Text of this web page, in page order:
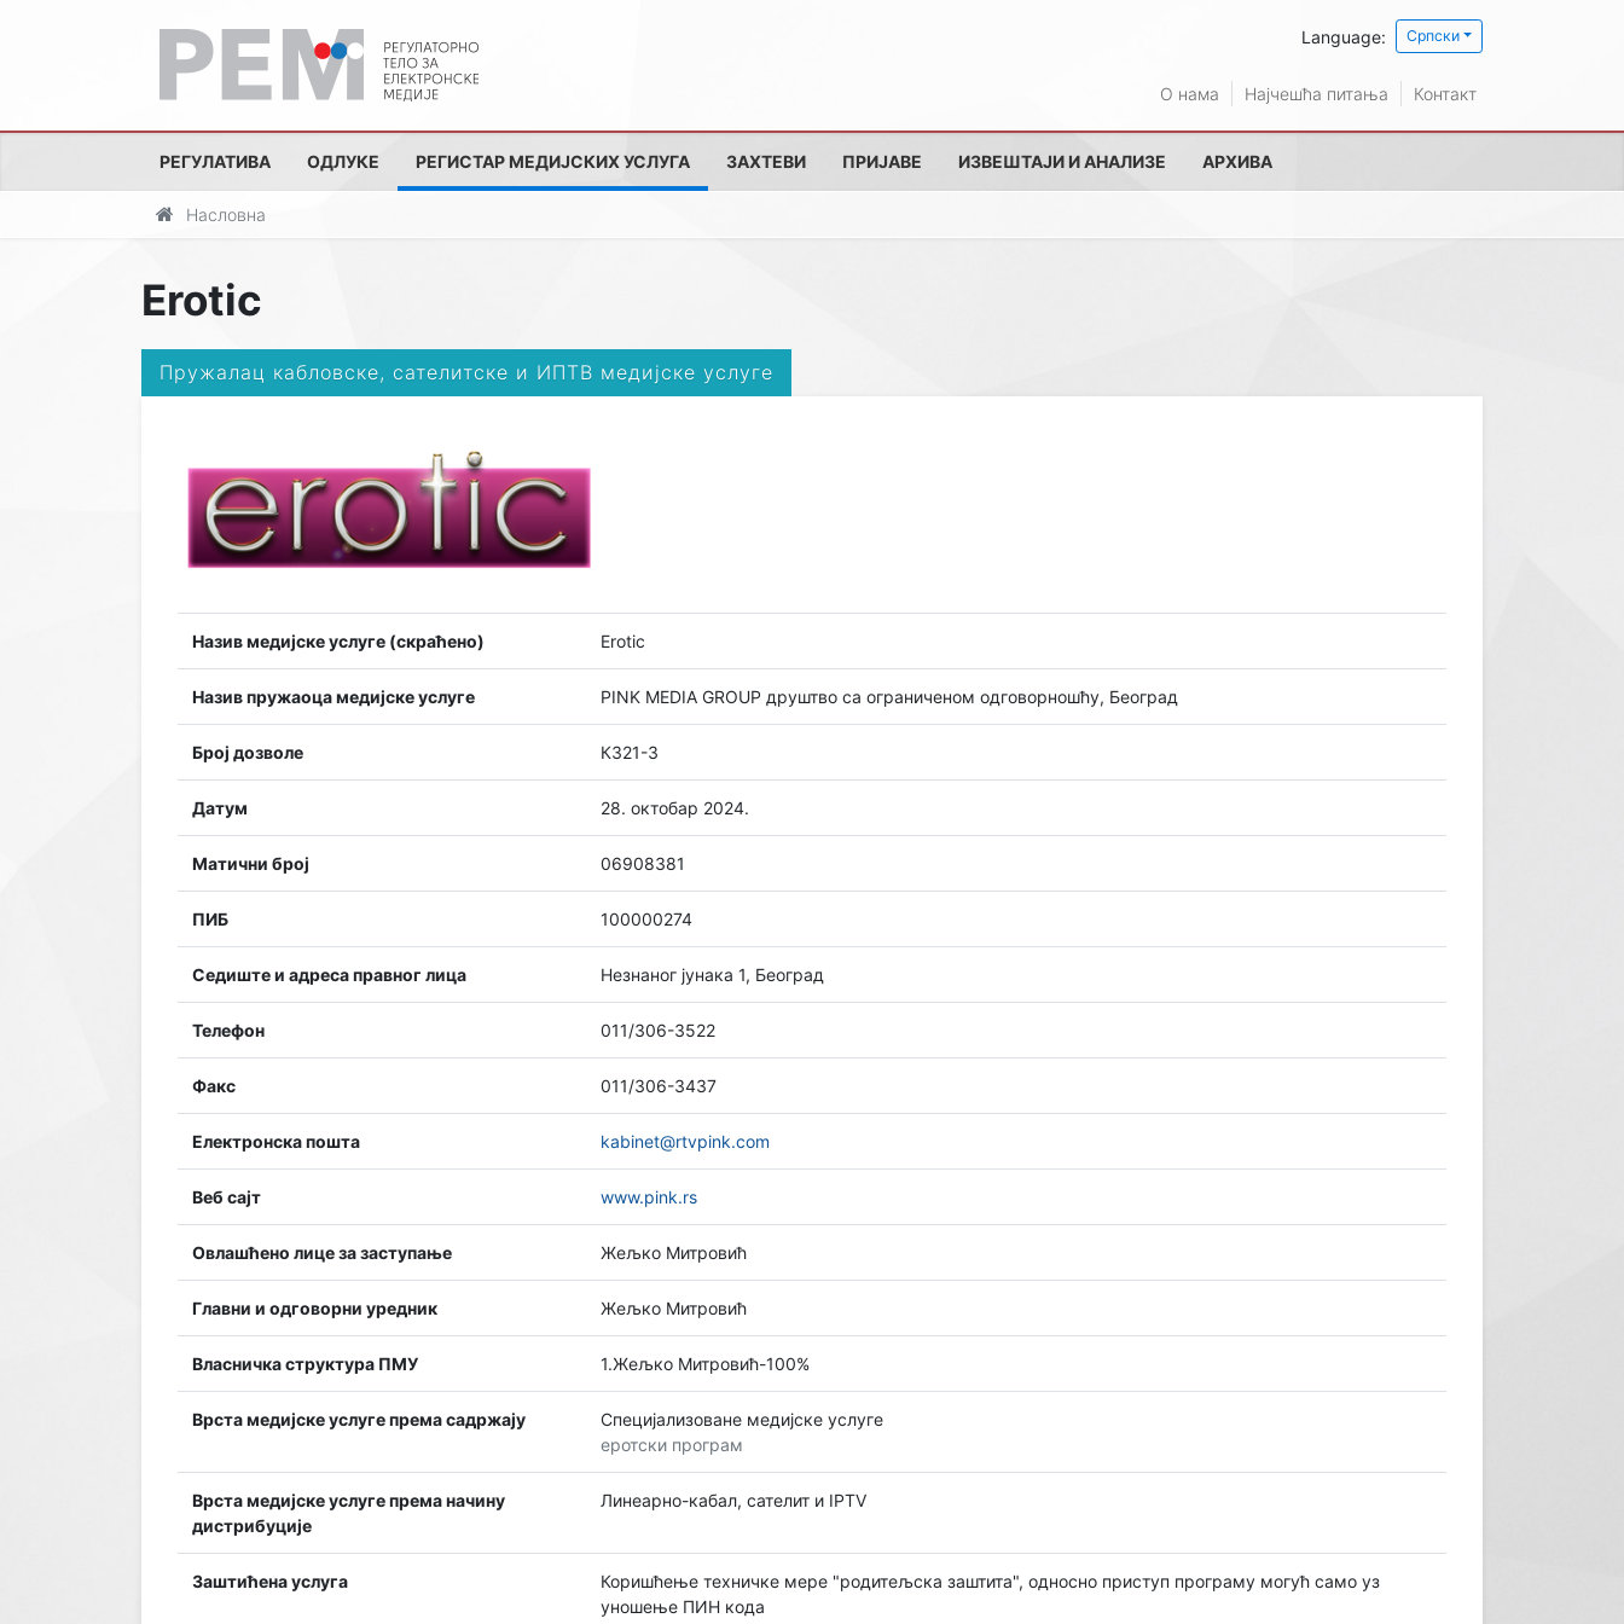
Language: Српски
О нама Најчешћа питања Контакт
РЕГУЛАТИВА ОДЛУКЕ РЕГИСТАР МЕДИЈСКИХ УСЛУГА ЗАХТЕВИ ПРИЈАВЕ ИЗВЕШТАЈИ И АНАЛИЗЕ АРХИВА
Насловна
Erotic
Пружалац кабловске, сателитске и ИПТВ медијске услуге
Назив медијске услуге (скраћено) Erotic
Назив пружаоца медијске услуге PINK MEDIA GROUP друштво са ограниченом одговорношћу, Београд
Број дозволе К321-3
Датум 28. октобар 2024.
Матични број 06908381
ПИБ 100000274
Седиште и адреса правног лица Незнаног јунака 1, Београд
Телефон 011/306-3522
Факс 011/306-3437
Електронска пошта kabinet@rtvpink.com
Веб сајт www.pink.rs
Овлашћено лице за заступање Жељко Митровић
Главни и одговорни уредник Жељко Митровић
Власничка структура ПМУ 1.Жељко Митровић-100%
Врста медијске услуге према садржају
Специјализоване медијске услуге
еротски програм
Врста медијске услуге према начину
дистрибуције
Линеарно-кабал, сателит и IPTV
Заштићена услуга
Коришћење техничке мере "родитељска заштита", односно приступ програму могућ само уз
уношење ПИН кода